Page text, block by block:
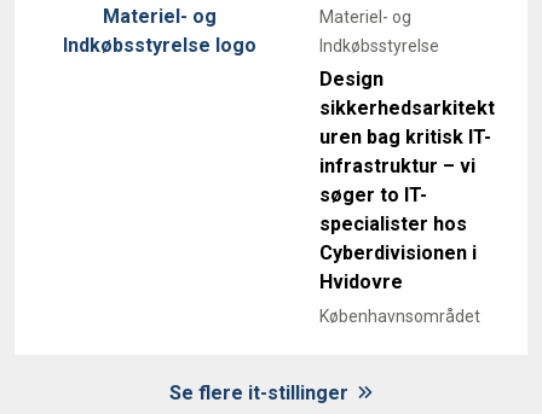
Materiel- og
Indkøbsstyrelse
Design
sikkerhedsarkitekt
uren bag kritisk IT-
infrastruktur – vi
søger to IT-
specialister hos
Cyberdivisionen i
Hvidovre
Københavnsområdet
Se flere it-stillinger